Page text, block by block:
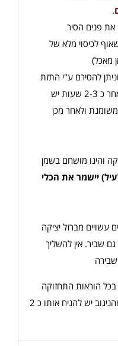
.
את פנים הסיר
לכיסוי מלא של
מאכל)
להסירם ע"י התזת
שמן (ספריי) על אזור החלודה ולאחר כ 2-3 שעות יש
ולאחר מכן
והינו מושחם בשמן
יישמר את הכלי
עשויים מברזל יציקה
שביר. אין להשליך
בכל הוראות התחזוקה
למעט הפעולה שעם גמר השטיפה והניגוב יש להניח אותו כ 2